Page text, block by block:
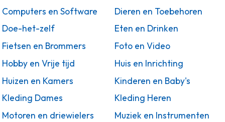
Computers en Software
Dieren en Toebehoren
Doe-het-zelf
Eten en Drinken
Fietsen en Brommers
Foto en Video
Hobby en Vrije tijd
Huis en Inrichting
Huizen en Kamers
Kinderen en Baby's
Kleding Dames
Kleding Heren
Motoren en driewielers
Muziek en Instrumenten